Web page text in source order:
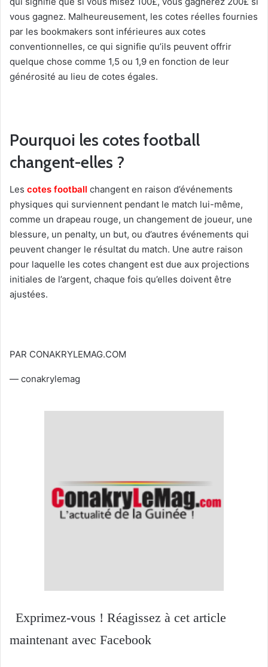
vous gagnez. Malheureusement, les cotes réelles fournies
par les bookmakers sont inférieures aux cotes
conventionnelles, ce qui signifie qu’ils peuvent offrir
quelque chose comme 1,5 ou 1,9 en fonction de leur
générosité au lieu de cotes égales.
Pourquoi les cotes football
changent-elles ?
Les cotes football changent en raison d’événements
physiques qui surviennent pendant le match lui-même,
comme un drapeau rouge, un changement de joueur, une
blessure, un penalty, un but, ou d’autres événements qui
peuvent changer le résultat du match. Une autre raison
pour laquelle les cotes changent est due aux projections
initiales de l’argent, chaque fois qu’elles doivent être
ajustées.
PAR CONAKRYLEMAG.COM
— conakrylemag
Exprimez-vous ! Réagissez à cet article
maintenant avec Facebook